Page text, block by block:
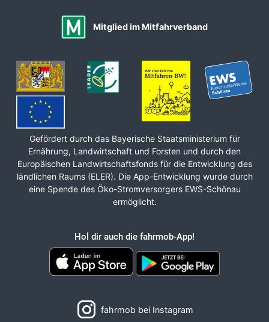
Mitglied im Mitfahrverband
Gefördert durch das Bayerische Staats­ministerium für
Ernährung, Land­wirt­schaft und Forsten und durch den
Europäischen Land­wirt­schafts­fonds für die Ent­wicklung des
ländlichen Raums (ELER). Die App-Entwicklung wurde durch
eine Spende des Öko-Stromversorgers EWS-Schönau
ermöglicht.
Hol dir auch die fahrmob-App!
fahrmob bei Instagram